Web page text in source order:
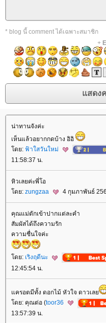
* blog นี้ comment ได้เฉพาะสมาชิก
+
น่าทานจังค่ะ
เห็นแล้วอยากกดบ้าง อิอิ
ดย: ฟ้าใสวันใหม่
11:58:37 น.
หิวเลยค่ะพี่โอ
ดย: zungzaa 4 กุมภาพันธ์
คุณแม่ตักเข้าปากแต่ละคำ
สัมผัสได้ถึงความรัก
ความชื่นใจค่ะ
ดย: เริงฤดีนะ
12:45:54 น.
ครอตมีทั้ง ดอกไม้ หัวใจ ดาวเล
ดย: คุณต่อ (toor36
13:57:39 น.